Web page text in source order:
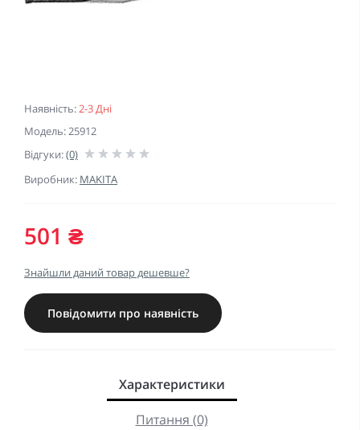
Наявність:2-3 Дні
Модель: 25912
Відгуки:(0)
Виробник: MAKITA
501 ₴
Знайшли даний товар дешевше?
Повідомити про наявність
Характеристики
Питання (0)